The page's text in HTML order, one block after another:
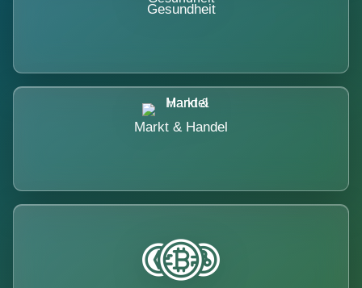
Gesundheit
Markt & Handel